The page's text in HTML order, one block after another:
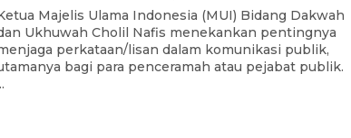
Majelis Ulama Indonesia (MUI) Bidang Dakwah
Ukhuwah Cholil Nafis menekankan pentingnya
perkataan/lisan dalam komunikasi publik,
bagi para penceramah atau pejabat publik.